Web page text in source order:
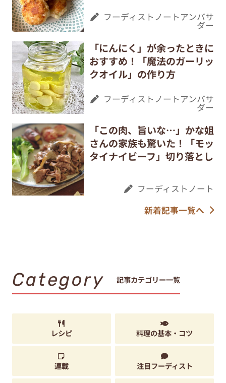
フーディストノートアンバサ
ダー
「にんにく」が余ったときに
おすすめ！「魔法のガーリッ
クオイル」の作り方
フーディストノートアンバサ
ダー
「この肉、旨いな…」かな姐
さんの家族も驚いた！「モッ
タイナイビーフ」切り落とし
フーディストノート
新着記事一覧へ
Category 記事カテゴリー一覧
レシピ 料理の基本・コツ
連載 注目フーディスト